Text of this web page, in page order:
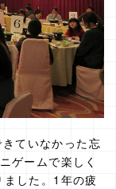
ていなかった忘
ゲームで楽しく
した。1年の疲